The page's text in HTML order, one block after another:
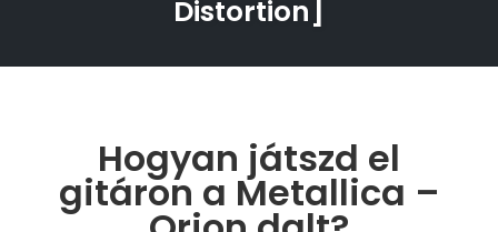
Distortion]
Hogyan játszd el
gitáron a Metallica –